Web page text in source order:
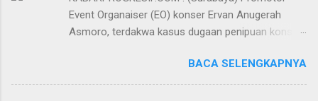
Event Organaiser (EO) konser Ervan Anugerah
Asmoro, terdakwa kasus dugaan penipuan konser
dari tuntutan 1,5 tahun penjara yang diajukan Jaksa
Penuntut Umum (JPU) Darwis dari Kejari Surabaya.
BACA SELENGKAPNYA